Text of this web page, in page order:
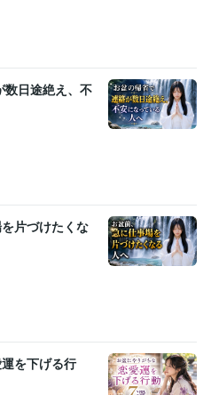
数日途絶え、不
片づけたくな
を下げる行